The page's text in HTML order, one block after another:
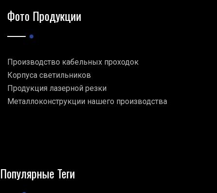
Фото Продукции
Производство кабельных проходок
Корпуса светильников
Продукция лазерной резки
Металлоконструкции нашего производства
Популярные Теги